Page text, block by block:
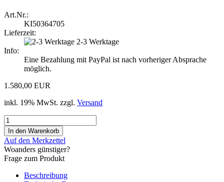
Art.Nr.:
KI50364705
Lieferzeit:
2-3 Werktage
Info:
Eine Bezahlung mit PayPal ist nach vorheriger Absprache
möglich.
1.580,00 EUR
inkl. 19% MwSt. zzgl. Versand
Auf den Merkzettel
Woanders günstiger?
Frage zum Produkt
Beschreibung